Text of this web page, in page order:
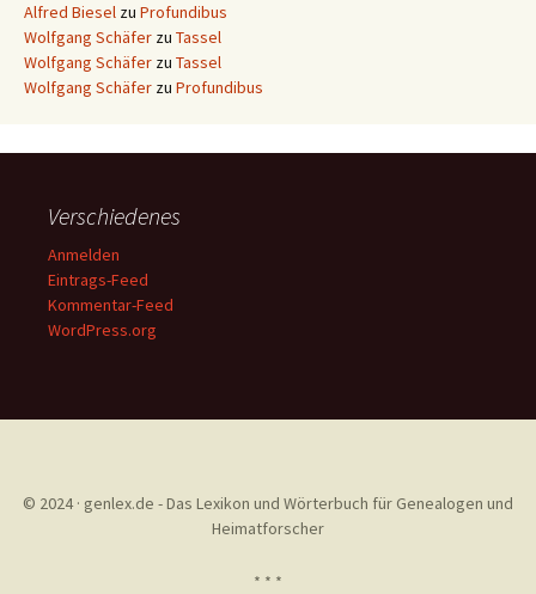
Alfred Biesel zu Profundibus
Wolfgang Schäfer zu Tassel
Wolfgang Schäfer zu Tassel
Wolfgang Schäfer zu Profundibus
Verschiedenes
Anmelden
Eintrags-Feed
Kommentar-Feed
WordPress.org
© 2024 · genlex.de - Das Lexikon und Wörterbuch für Genealogen und
Heimatforscher
* * *